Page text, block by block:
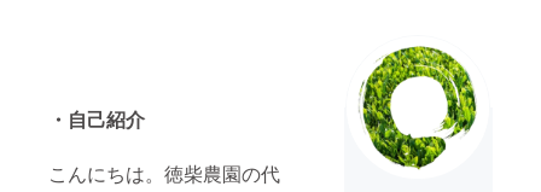
・自己紹介
こんにちは。徳柴農園の代